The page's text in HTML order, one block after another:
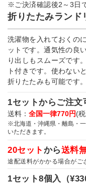
※ご決済確認後2～3日
折りたたみランド
洗濯物を入れておくの
ットです。通気性の良
り出しもスムーズです
ト付きです。使わない
折りたたみも可能です。
1セットからご注文
送料： 全国一律770円(
※北海道・沖縄県・離島・
いただきます。
20セット から送料
途配送料がかかる場合がご
1セット8個入（